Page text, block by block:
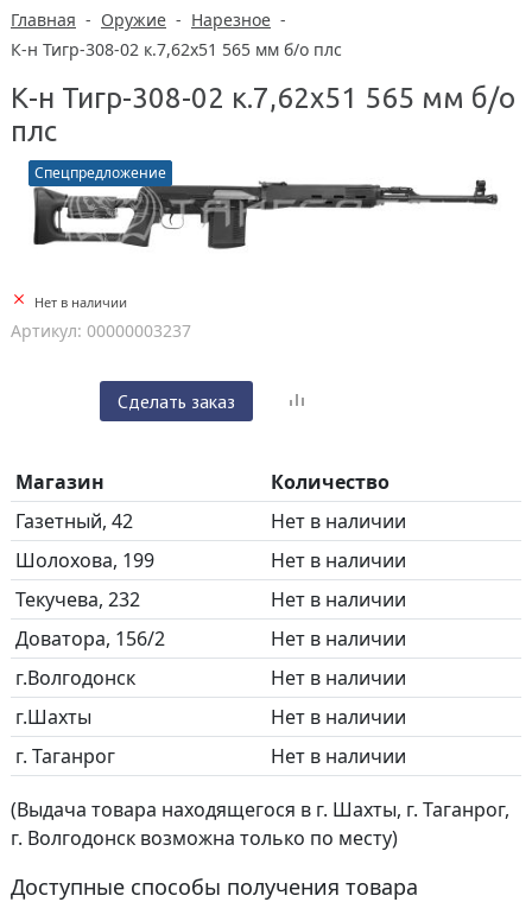
Главная - Оружие - Нарезное -
К-н Тигр-308-02 к.7,62х51 565 мм б/о плс
К-н Тигр-308-02 к.7,62х51 565 мм б/о
плс
Спецпредложение
Нет в наличии
Артикул: 00000003237
Сделать заказ
Магазин
Количество
Газетный, 42
Нет в наличии
Шолохова, 199
Нет в наличии
Текучева, 232
Нет в наличии
Доватора, 156/2
Нет в наличии
г.Волгодонск
Нет в наличии
г.Шахты
Нет в наличии
г. Таганрог
Нет в наличии
(Выдача товара находящегося в г. Шахты, г. Таганрог,
г. Волгодонск возможна только по месту)
Доступные способы получения товара